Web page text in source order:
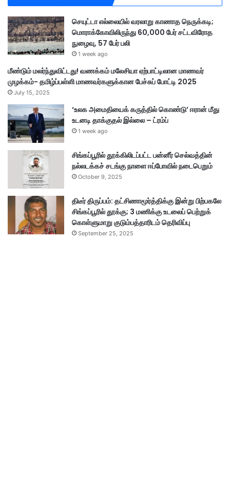
செயுட்டா எல்லையில் வரலாறு காணாத நெருக்கடி;
மொராக்கோவிலிருந்து 60,000 பேர் சட்டவிரோத
நுழைவு, 57 பேர் பலி
1 week ago
மீண்டும் மலர்ந்துவிட்டது! வணக்கம் மலேசியா ஏற்பாட்டிலான மாணவர்
முழக்கம்- தமிழ்ப்பள்ளி மாணவர்களுக்கான பேச்சுப் போட்டி 2025
July 15, 2025
‘உலக அமைதியைக் கருத்தில் கொண்டு’ ஈரான் மீது
உடனடி தாக்குதல் இல்லை – ட்ரம்ப்
1 week ago
சிங்கப்பூரில் தூக்கிலிடப்பட்ட பன்னீர் செல்வத்தின்
நல்லடக்கச் சடங்கு நாளை ஈப்போவில் நடைபெறும்
October 9, 2025
திடீர் திருப்பம்: தட்சிணாமூர்த்திக்கு இன்று பிற்பகலே
சிங்கப்பூரில் தூக்கு; 3 மணிக்கு உடலைப் பெற்றுக்
கொள்ளுமாறு குடும்பத்தாரிடம் தெரிவிப்பு
September 25, 2025